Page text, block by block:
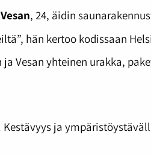
, 24, äidin
hän kertoo kodissaan
Vesan yhteinen urakka,
ja